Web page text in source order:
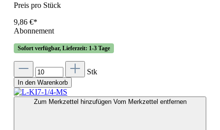
Preis pro Stück
9,86 €*
Abonnement
Sofort verfügbar, Lieferzeit: 1-3 Tage
Stk
In den Warenkorb
Zum Merkzettel hinzufügen Vom Merkzettel entfernen